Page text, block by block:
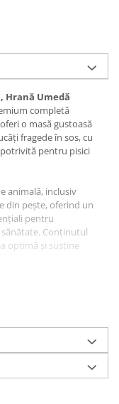
Hrană Umedă
completă
o masă gustoasă
fragede în sos, cu
pentru pisici
animală, inclusiv
din pește, oferind un
pentru
Conținutul
optimă și susține
minerale esențiale,
o face